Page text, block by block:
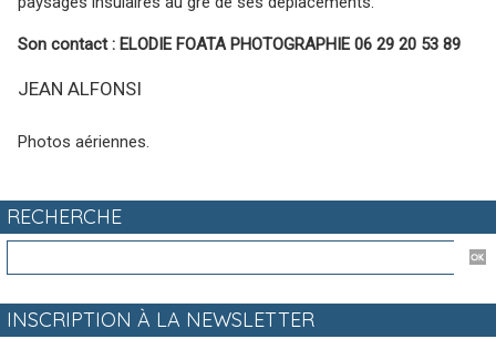
Son contact : ELODIE FOATA PHOTOGRAPHIE 06 29 20 53 89
JEAN ALFONSI
Photos aériennes.
RECHERCHE
INSCRIPTION À LA NEWSLETTER